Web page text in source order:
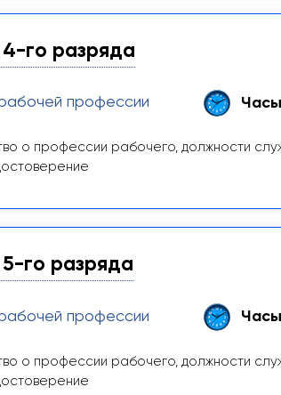
го разряда
профессии
о профессии рабочего, должности
го разряда
профессии
о профессии рабочего, должности